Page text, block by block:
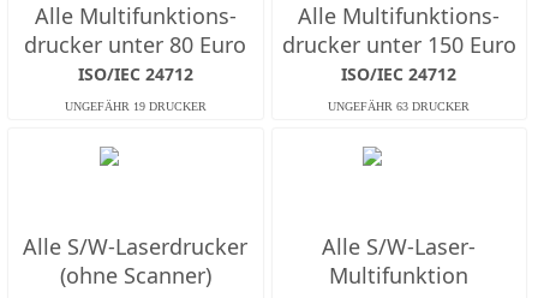
Alle Multifunktions­
drucker unter 80 Euro
ISO/IEC 24712
Alle Multifunktions­
drucker unter 150 Euro
ISO/IEC 24712
Alle S/W-Laserdrucker
(ohne Scanner)
Alle S/W-Laser-
Multifunktion